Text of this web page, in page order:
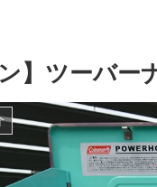
ン】ツーバ